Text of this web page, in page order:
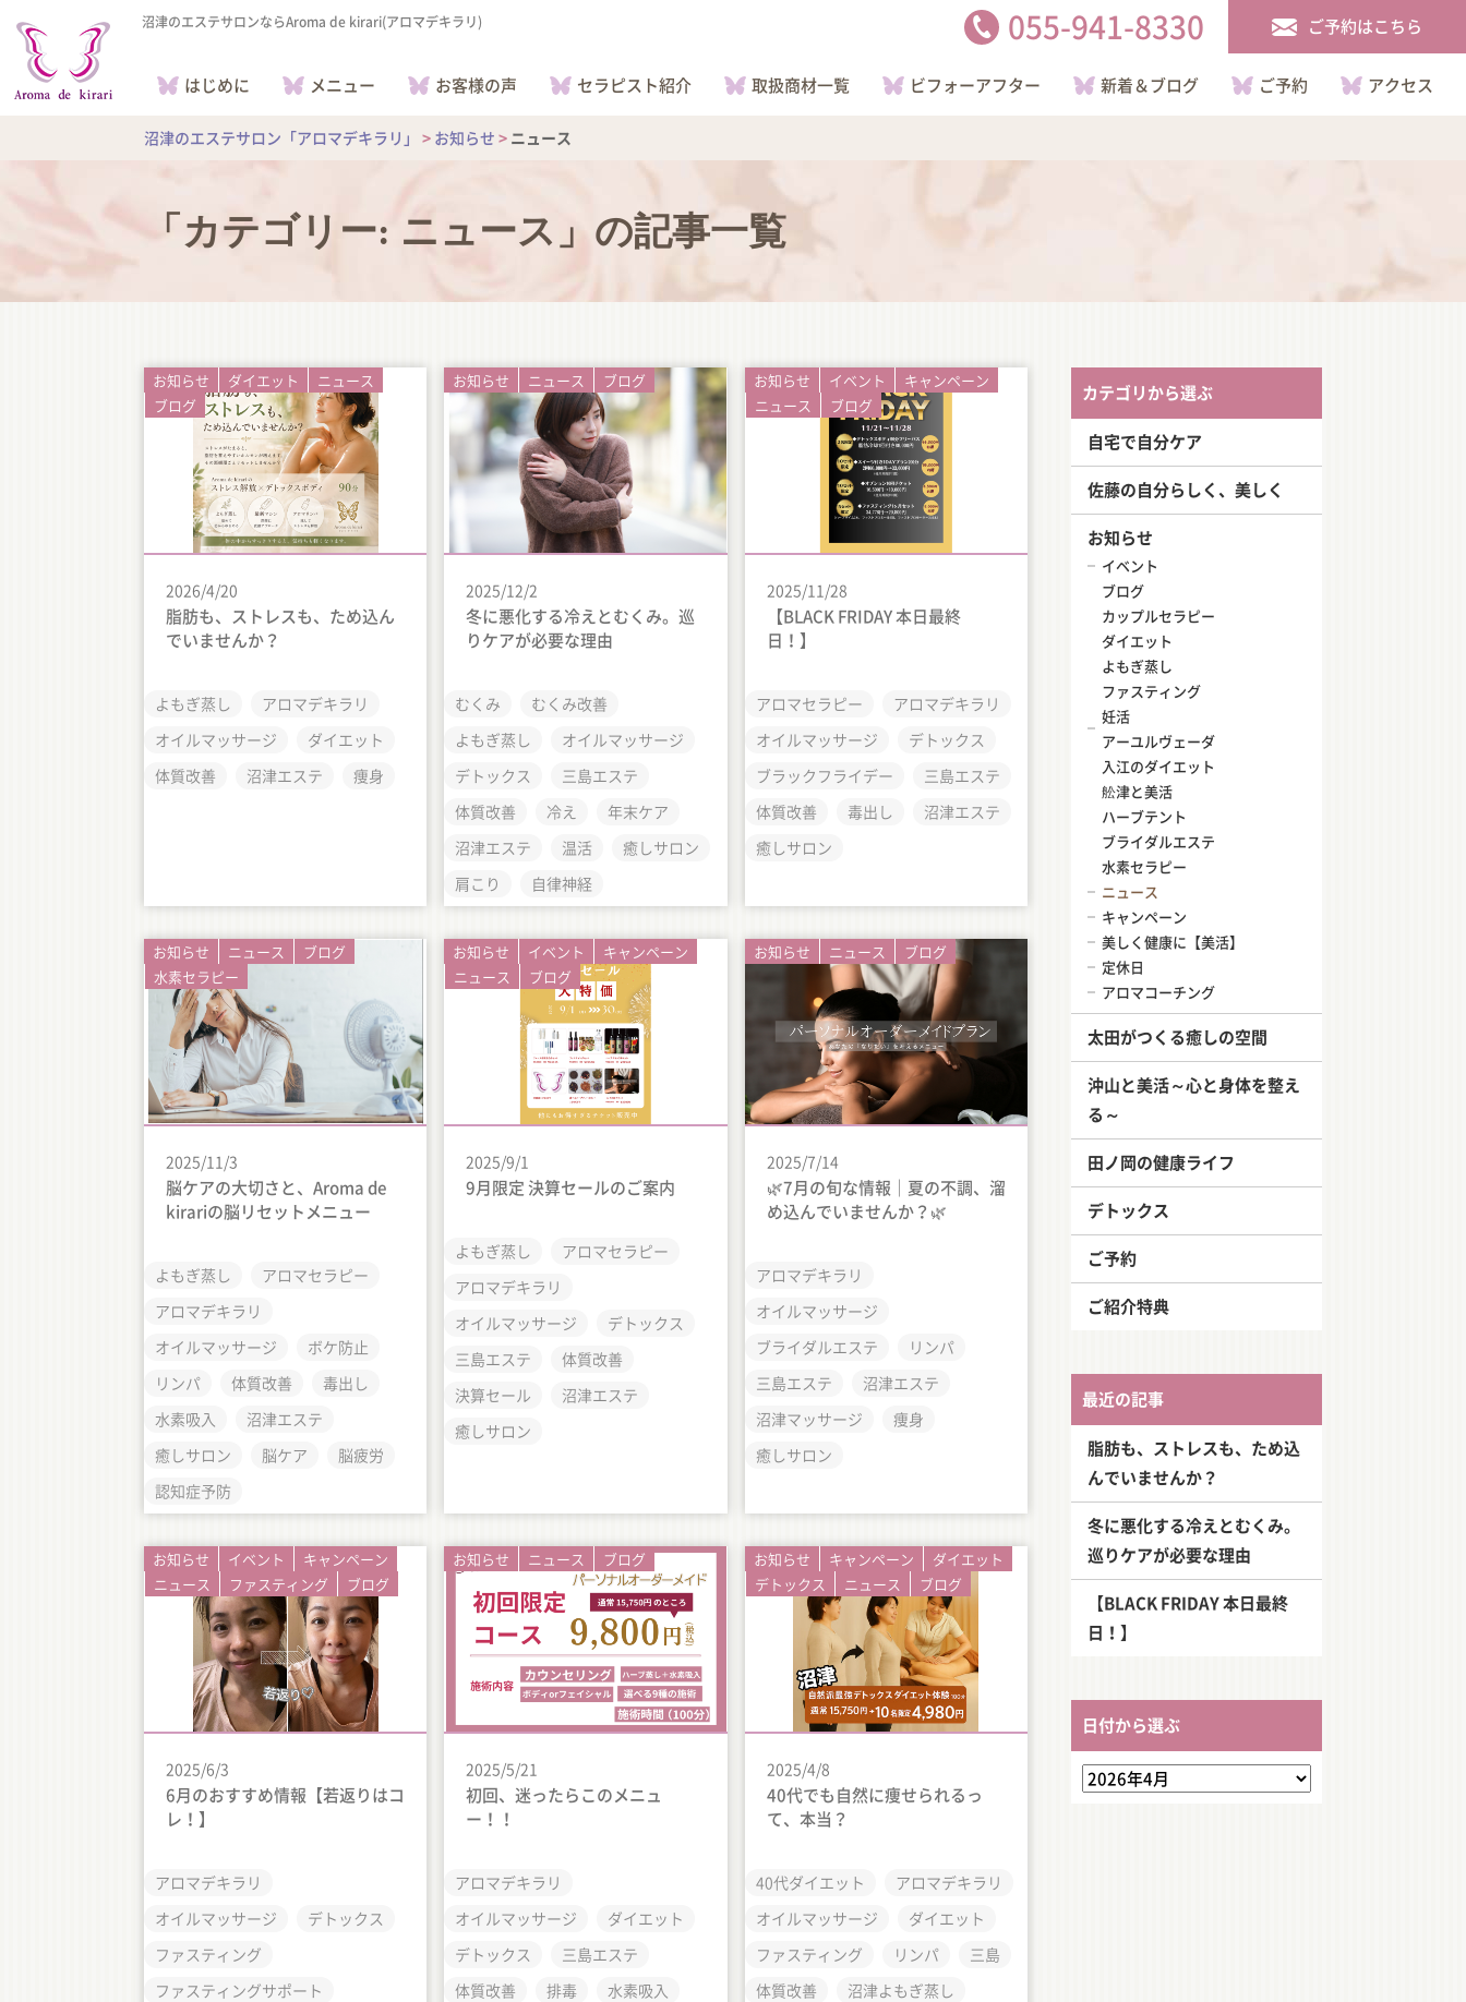
沼津のエステサロンならAroma de kirari(アロマデキラリ) 055-941-8330 ご予約はこちら
はじめに メニュー お客様の声 セラピスト紹介 取扱商材一覧 ビフォーアフター 新着＆ブログ ご予約 アクセス
沼津のエステサロン「アロマデキラリ」 > お知らせ > ニュース
「カテゴリー: ニュース 」の記事一覧
お知らせ ダイエット
ニュース
ブログ
2026/4/20
脂肪も、ストレスも、ため込ん
でいませんか？
よもぎ蒸し
アロマデキラリ
オイルマッサージ
ダイエット
体質改善
沼津エステ 痩身
お知らせ ニュース ブログ
2025/12/2
冬に悪化する冷えとむくみ。巡
りケアが必要な理由
むくみ
むくみ改善
よもぎ蒸し
オイルマッサージ
デトックス
三島エステ
体質改善
冷え
年末ケア
沼津エステ
温活
癒しサロン
肩こり
自律神経
お知らせ イベント
キャンペーン
ニュース
ブログ
2025/11/28
【BLACK FRIDAY 本日最終
日！】
アロマセラピー
アロマデキラリ
オイルマッサージ
デトックス
ブラックフライデー
三島エステ
体質改善
毒出し
沼津エステ
癒しサロン
お知らせ ニュース
ブログ
水素セラピー
2025/11/3
脳ケアの大切さと、Aroma de
kirariの脳リセットメニュー
よもぎ蒸し
アロマセラピー
アロマデキラリ
オイルマッサージ
ボケ防止
リンパ
体質改善
毒出し
水素吸入
沼津エステ
癒しサロン
脳ケア
脳疲労
認知症予防
お知らせ イベント
キャンペーン
ニュース
ブログ
2025/9/1
9月限定 決算セールのご案内
よもぎ蒸し
アロマセラピー
アロマデキラリ
オイルマッサージ
デトックス
三島エステ
体質改善
決算セール
沼津エステ
癒しサロン
お知らせ ニュース ブログ
2025/7/14
🌿7月の旬な情報｜夏の不調、溜
め込んでいませんか？🌿
アロマデキラリ
オイルマッサージ
ブライダルエステ
リンパ
三島エステ
沼津エステ
沼津マッサージ
痩身
癒しサロン
お知らせ イベント
キャンペーン
ニュース
ファスティング ブログ
2025/6/3
6月のおすすめ情報【若返りはコ
レ！】
アロマデキラリ
オイルマッサージ
デトックス
ファスティング
ファスティングサポート
お知らせ ニュース ブログ
2025/5/21
初回、迷ったらこのメニュ
ー！！
アロマデキラリ
オイルマッサージ
ダイエット
デトックス
三島エステ
体質改善
排毒
水素吸入
お知らせ キャンペーン
ダイエット
デトックス
ニュース ブログ
2025/4/8
40代でも自然に痩せられるっ
て、本当？
40代ダイエット
アロマデキラリ
オイルマッサージ
ダイエット
ファスティング
リンパ
三島
体質改善
沼津よもぎ蒸し
カテゴリから選ぶ
自宅で自分ケア
佐藤の自分らしく、美しく
お知らせ
イベント
ブログ
カップルセラピー
ダイエット
よもぎ蒸し
ファスティング
妊活
アーユルヴェーダ
入江のダイエット
舩津と美活
ハーブテント
ブライダルエステ
水素セラピー
ニュース
キャンペーン
美しく健康に【美活】
定休日
アロマコーチング
太田がつくる癒しの空間
沖山と美活～心と身体を整え
る～
田ノ岡の健康ライフ
デトックス
ご予約
ご紹介特典
最近の記事
脂肪も、ストレスも、ため込
んでいませんか？
冬に悪化する冷えとむくみ。
巡りケアが必要な理由
【BLACK FRIDAY 本日最終
日！】
日付から選ぶ